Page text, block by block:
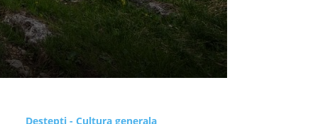
Destepti - Cultura generala